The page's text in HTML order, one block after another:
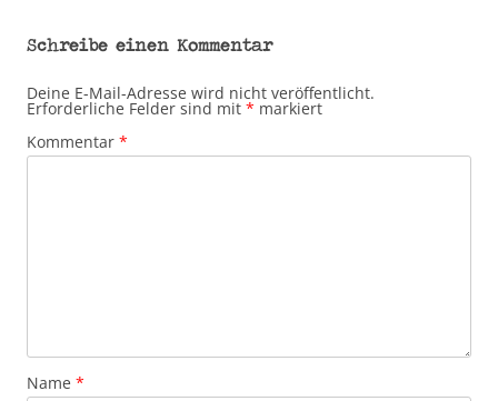
Schreibe einen Kommentar
Deine E-Mail-Adresse wird nicht veröffentlicht.
Erforderliche Felder sind mit * markiert
Kommentar *
Name *